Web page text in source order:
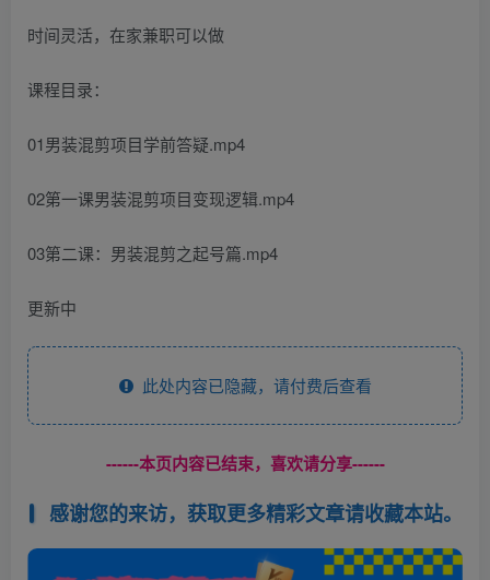
时间灵活，在家兼职可以做
课程目录：
01男装混剪项目学前答疑.mp4
02第一课男装混剪项目变现逻辑.mp4
03第二课：男装混剪之起号篇.mp4
更新中
此处内容已隐藏，请付费后查看
------本页内容已结束，喜欢请分享------
感谢您的来访，获取更多精彩文章请收藏本站。